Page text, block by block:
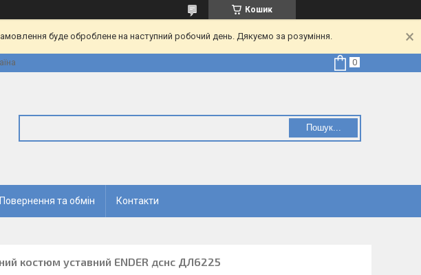
Кошик
буде оброблене на наступний робочий день. Дякуємо за розуміння.
Пошук...
Повернення та обмін Контакти
костюм уставний ENDER дснс ДЛ6225